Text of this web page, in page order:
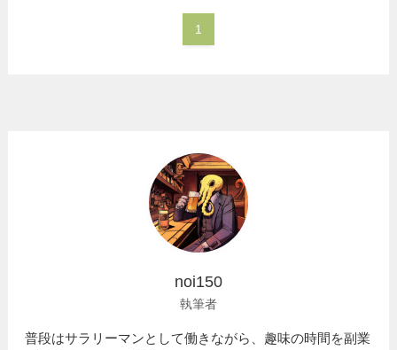
1
noi150
執筆者
普段はサラリーマンとして働きながら、趣味の時間を副業